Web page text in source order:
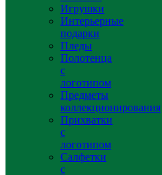
Игрушки
Интерьерные
подарки
Пледы
Полотенца
с
логотипом
Предметы
коллекционирования
Прихватки
с
логотипом
Салфетки
с